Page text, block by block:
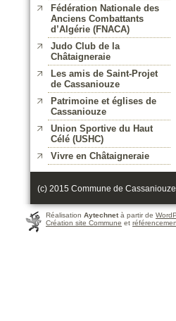
Fédération Nationale des
Anciens Combattants
d’Algérie (FNACA)
Judo Club de la
Châtaigneraie
Les amis de Saint-Projet
de Cassaniouze
Patrimoine et églises de
Cassaniouze
Union Sportive du Haut
Célé (USHC)
Vivre en Châtaigneraie
(c) 2015 Commune de
Réalisation Aytechnetà partir de
Création site Commune et